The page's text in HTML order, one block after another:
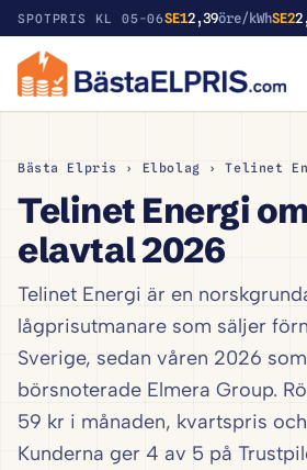
SPOTPRIS KL 05-06SE12,39öre/kWhSE2
Bästa Elpris › Elbolag › Telinet
Telinet Energi
elavtal 2026
Telinet Energi är en
lågprisutmanare som säljer
Sverige, sedan våren 2026
börsnoterade Elmera Group.
59 kr i månaden, kvartspris
Kunderna ger 4 av 5 på